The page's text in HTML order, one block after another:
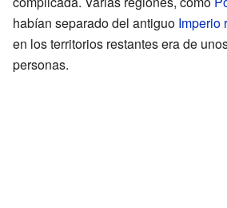
habían separado del antiguo Imperio
en los territorios restantes era de
personas.